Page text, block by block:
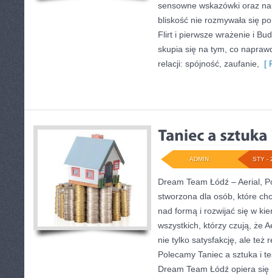
sensowne wskazówki oraz
bliskość nie rozmywała się
Flirt i pierwsze wrażenie i
skupia się na tym, co
relacji: spójność, zaufanie,
[
STY -
ADMIN
Dream Team Łódź – Aerial,
stworzona dla osób, które
nad formą i rozwijać się w
wszystkich, którzy czują, że
nie tylko satysfakcję, ale też
Polecamy Taniec a sztuka i
Dream Team Łódź opiera